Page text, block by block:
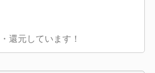
還元しています！